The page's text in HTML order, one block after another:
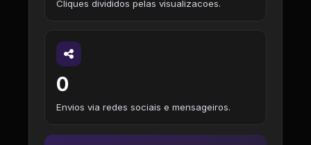
Cliques divididos pelas visualizacoes.
0
Envios via redes sociais e mensageiros.